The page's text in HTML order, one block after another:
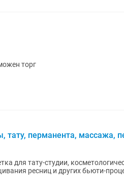
торг
тату, перманента, массажа,
для тату-студии,
ресниц и других бьюти-процедур.